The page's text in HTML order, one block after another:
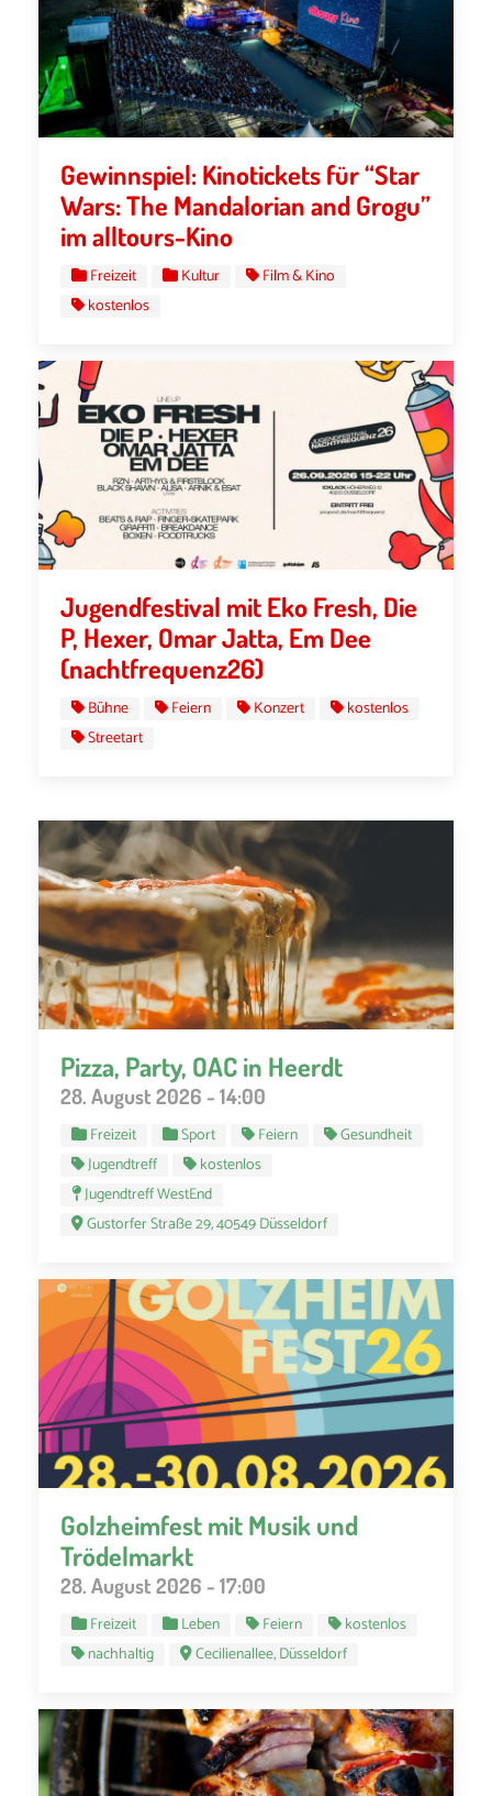
Gewinnspiel: Kinotickets für “Star
Wars: The Mandalorian and Grogu”
im alltours-Kino
Freizeit Kultur
Film & Kino
kostenlos
Jugendfestival mit Eko Fresh, Die
P, Hexer, Omar Jatta, Em Dee
(nachtfrequenz26)
Bühne Feiern Konzert
kostenlos
Streetart
Pizza, Party, OAC in Heerdt
28. August 2026 - 14:00
Freizeit Sport Feiern
Gesundheit
Jugendtreff
kostenlos
Jugendtreff WestEnd
Gustorfer Straße 29, 40549 Düsseldorf
Golzheimfest mit Musik und
Trödelmarkt
28. August 2026 - 17:00
Freizeit Leben Feiern
kostenlos
nachhaltig
Cecilienallee, Düsseldorf